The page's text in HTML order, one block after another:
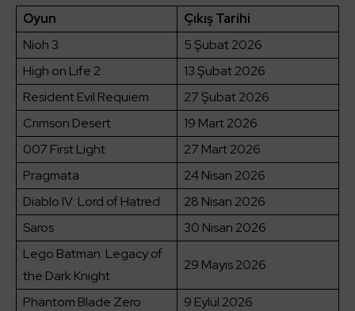
Oyun
Çıkış Tarihi
Nioh 3
5 Şubat 2026
High on Life 2
13 Şubat 2026
Resident Evil Requiem
27 Şubat 2026
Crimson Desert
19 Mart 2026
007 First Light
27 Mart 2026
Pragmata
24 Nisan 2026
Diablo IV: Lord of Hatred
28 Nisan 2026
Saros
30 Nisan 2026
Lego Batman: Legacy of
the Dark Knight
29 Mayıs 2026
Phantom Blade Zero
9 Eylül 2026